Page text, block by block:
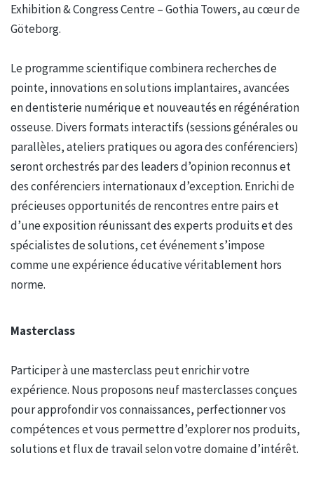
Exhibition & Congress Centre – Gothia Towers, au cœur de
Göteborg.
Le programme scientifique combinera recherches de
pointe, innovations en solutions implantaires, avancées
en dentisterie numérique et nouveautés en régénération
osseuse. Divers formats interactifs (sessions générales ou
parallèles, ateliers pratiques ou agora des conférenciers)
seront orchestrés par des leaders d’opinion reconnus et
des conférenciers internationaux d’exception. Enrichi de
précieuses opportunités de rencontres entre pairs et
d’une exposition réunissant des experts produits et des
spécialistes de solutions, cet événement s’impose
comme une expérience éducative véritablement hors
norme.
Masterclass
Participer à une masterclass peut enrichir votre
expérience. Nous proposons neuf masterclasses conçues
pour approfondir vos connaissances, perfectionner vos
compétences et vous permettre d’explorer nos produits,
solutions et flux de travail selon votre domaine d’intérêt.